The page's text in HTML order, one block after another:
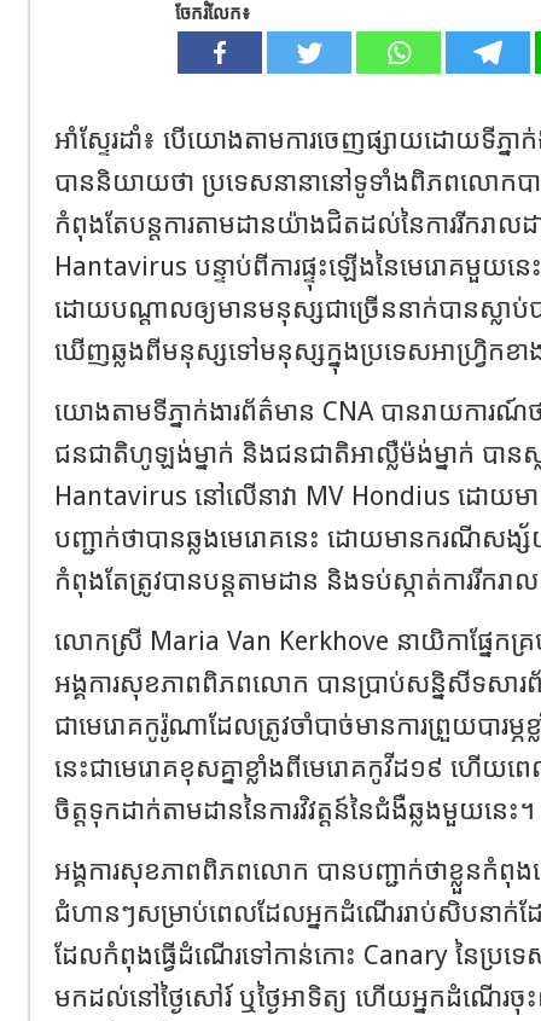
ចែករំលែក៖
អាំស្ទែរដាំ៖ បើយោងតាមការចេញផ្សាយដោយទីភ្នា
បាននិយាយថា​ ប្រទេសនានានៅទូទាំងពិភពលោកប
កំពុងតែបន្តការតាមដានយ៉ាងជិតដល់នៃការរីករាល
Hantavirus បន្ទាប់ពីការផ្ទុះឡើងនៃមេរោគមួយ
ដោយបណ្តាលឲ្យមានមនុស្សជាច្រើននាក់បានស្លាប់
ឃើញឆ្លងពីមនុស្សទៅមនុស្សក្នុងប្រទេសអាហ្រ្វិកខា
យោងតាមទីភ្នាក់ងារព័ត៌មាន CNA បានរាយការណ៍
ជនជាតិហូឡង់ម្នាក់ និងជនជាតិអាល្លឺម៉ង់ម្នាក់ បានស្ល
Hantavirus នៅលើនាវា MV Hondius ដោយមា
បញ្ជាក់ថាបានឆ្លងមេរោគនេះ ដោយមានករណីស
កំពុងតែត្រូវបានបន្តតាមដាន និងទប់ស្កាត់ការរីករ
លោកស្រី Maria Van Kerkhove នាយិកាផ្នែកគ្រ
អង្គការសុខភាពពិភពលោក បានប្រាប់សន្និសីទសារ
ជាមេរោគកូរ៉ូណាដែលត្រូវចាំបាច់មានការព្រួយបារម្
នេះជាមេរោគខុសគ្នាខ្លាំងពីមេរោគកូវីដ១៩ ហើយ
ចិត្តទុកដាក់តាមដាននៃការវិវត្តន៍នៃជំងឺឆ្លងមួយនេះ។
អង្គការសុខភាពពិភពលោក បានបញ្ជាក់ថាខ្លួនកំពុងធ្
ជំហានៗសម្រាប់ពេលដែលអ្នកដំណើររាប់សិបនា
ដែលកំពុងធ្វើដំណើរទៅកាន់កោះ Canary នៃប្រ
មកដល់នៅថ្ងៃសៅរ៍ ឬថ្ងៃអាទិត្យ ហើយអ្នកដំណើរចុ